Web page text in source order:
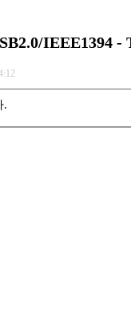
IEEE1394 -
.